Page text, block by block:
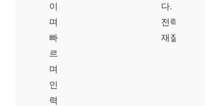
이
며
빠
르
며
인
력
다.
전력: 0.75kw
재질: 304SS